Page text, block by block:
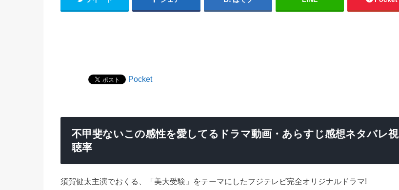
Pocket
不甲斐ないこの感性を愛してるドラマ動画・あらすじ感想ネタバレ視
聴率
須賀健太主演でおくる、「美大受験」をテーマにしたフジテレビ完全オリジナルドラマ!